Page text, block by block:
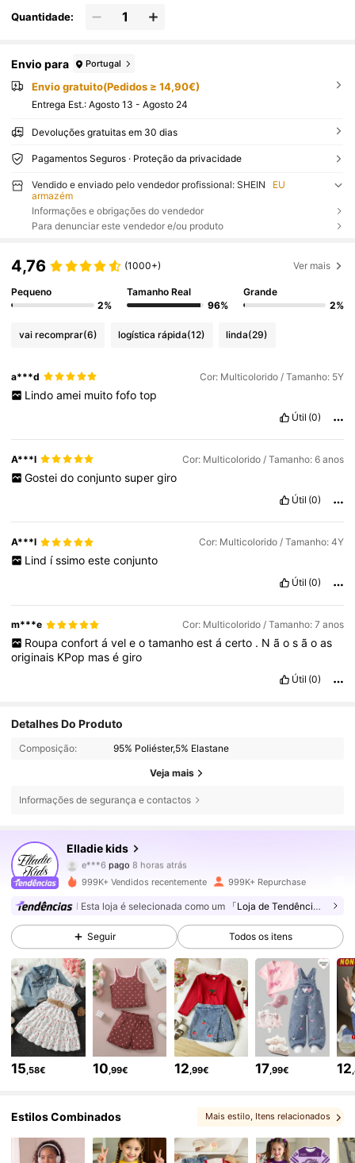
Quantidade:
Envio para Portugal
Envio gratuito(Pedidos ≥ 14,90€)
Entrega Est.: Agosto 13 - Agosto 24
Devoluções gratuitas em 30 dias
Pagamentos Seguros · Proteção da privacidade
Vendido e enviado pelo vendedor profissional: SHEIN
EU
armazém
Informações e obrigações do vendedor
Para denunciar este vendedor e/ou produto
4,76 (1000+) Ver mais
Pequeno
2%
Tamanho Real
96%
Grande
2%
vai recomprar(6) logística rápida(12) linda(29)
a***d Cor: Multicolorido / Tamanho: 5Y
Lindo amei muito fofo top
Útil (0)
A***l Cor: Multicolorido / Tamanho: 6 anos
Gostei do conjunto super giro
Útil (0)
A***l Cor: Multicolorido / Tamanho: 4Y
Lind íssimo este conjunto
Útil (0)
m***e Cor: Multicolorido / Tamanho: 7 anos
Roupa confort á vel e o tamanho est á certo . N ã o s ã o as
originais KPop maségiro
Útil (0)
Detalhes Do Produto
Composição: 95% Poliéster,5% Elastane
Veja mais
Informações de segurança e contactos
Elladie kids
e***6pago 8 horas atrás
b***o seguiu 5 horas atrás
4,89 365K Seguidores
4,89 365K Seguidores
4,89 365K Seguidores
4,89 365K Seguidores
999K+ Vendidos recentemente 999K+ Repurchase
Esta loja é selecionada como um 「Loja de Tendências」
Seguir Todos os itens
15,58€ 10,99€ 12,99€ 17,99€ 12
Estilos Combinados Mais estilo , Itens relacionados